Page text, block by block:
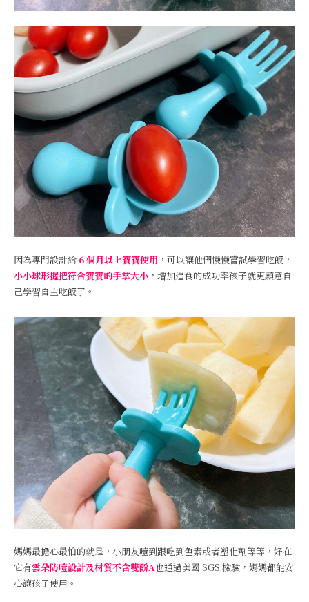
因為專門設計給 6 個月以上寶寶使用 ，可以讓他們慢慢嘗試學習吃飯，
小小球形握把符合寶寶的手掌大小 ，增加進食的成功率孩子就更願意自
己學習自主吃飯了。
媽媽最擔心最怕的就是，小朋友噎到跟吃到色素或者塑化劑等等，好在
它有雲朵防噎設計及材質不含雙酚A也通過美國 SGS 檢驗，媽媽都能安
心讓孩子使用。